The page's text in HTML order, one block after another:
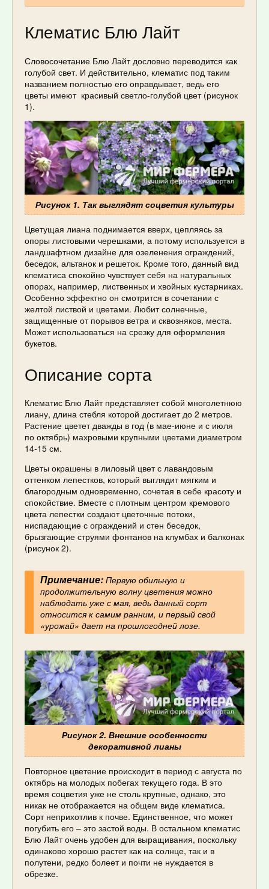
Клематис Блю Лайт
Словосочетание Блю Лайт дословно переводится как
голубой свет. И действительно, клематис под таким
названием полностью его оправдывает, ведь его
цветы имеют красивый светло-голубой цвет (рисунок
1).
Рисунок 1. Так выглядят соцветия культуры
Цветущая лиана поднимается вверх, цепляясь за
опоры листовыми черешками, а потому используется в
ландшафтном дизайне для озеленения ограждений,
беседок, альтанок и решеток. Кроме того, данный вид
клематиса спокойно чувствует себя на натуральных
опорах, например, лиственных и хвойных кустарниках.
Особенно эффектно он смотрится в сочетании с
желтой листвой и цветами. Любит солнечные,
защищенные от порывов ветра и сквозняков, места.
Может использоваться на срезку для оформления
букетов.
Описание сорта
Клематис Блю Лайт представляет собой многолетнюю
лиану, длина стебля которой достигает до 2 метров.
Растение цветет дважды в год (в мае-июне и с июля
по октябрь) махровыми крупными цветами диаметром
14-15 см.
Цветы окрашены в лиловый цвет с лавандовым
оттенком лепестков, который выглядит мягким и
благородным одновременно, сочетая в себе красоту и
спокойствие. Вместе с плотным центром кремового
цвета лепестки создают цветочные потоки,
ниспадающие с ограждений и стен беседок,
брызгающие струями фонтанов на клумбах и балконах
(рисунок 2).
Примечание:Первую обильную и
продолжительную волну цветения можно
наблюдать уже с мая, ведь данный сорт
относится к самим ранним, и первый свой
«урожай» дает на прошлогодней лозе.
Рисунок 2. Внешние особенности
декоративной лианы
Повторное цветение происходит в период с августа по
октябрь на молодых побегах текущего года. В это
время соцветия уже не столь крупные, однако, это
никак не отображается на общем виде клематиса.
Сорт неприхотлив к почве. Единственное, что может
погубить его – это застой воды. В остальном клематис
Блю Лайт очень удобен для выращивания, поскольку
одинаково хорошо растет как на солнце, так и в
полутени, редко болеет и почти не нуждается в
обрезке.